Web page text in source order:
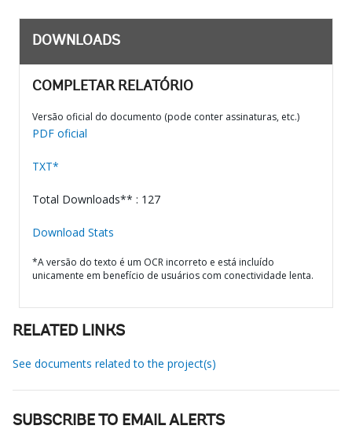
DOWNLOADS
COMPLETAR RELATÓRIO
Versão oficial do documento (pode conter assinaturas, etc.)
PDF oficial
TXT*
Total Downloads** : 127
Download Stats
*A versão do texto é um OCR incorreto e está incluído
unicamente em benefício de usuários com conectividade lenta.
RELATED LINKS
See documents related to the project(s)
SUBSCRIBE TO EMAIL ALERTS